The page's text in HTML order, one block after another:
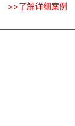
>>了解详细案例